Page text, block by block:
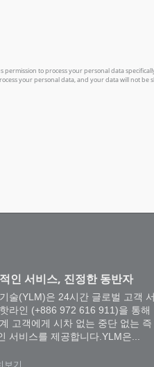
인 서비스, 진정한 동반자
술(YLM)은 24시간 글로벌 고객 서
라인 (+886 972 616 911)을 통해
고객에게 시차 없는 중단 없는 즉
서비스를 제공합니다.YLM은...
보기